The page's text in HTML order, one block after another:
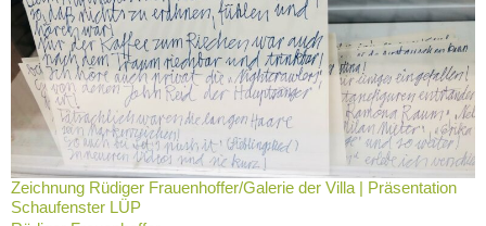
Zeichnung Rüdiger Frauenhoffer/Galerie der Villa | Präsentation
Schaufenster LÜP